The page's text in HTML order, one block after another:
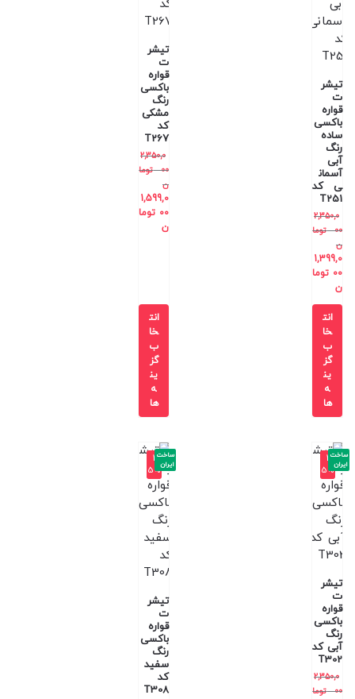
تیشر
ت
قواره
باکسی
ساده
رنگ
آبی
آسمان
ی کد
T251
2,350,0
00
توما
ن
1,399,0
00 توما
ن
انت
خا
ب
گز
ین
ه
ها
تیشر
ت
قواره
باکسی
رنگ
مشکی
کد
T267
2,350,0
00
توما
ن
1,599,0
00 توما
ن
انت
خا
ب
گز
ین
ه
ها
-4
5%
تیشر
ت
قواره
باکسی
رنگ
آبی کد
T302
2,350,0
00
توما
ساخت
ایران
-4
5%
تیشر
ت
قواره
باکسی
رنگ
سفید
کد
T308
ساخت
ایران